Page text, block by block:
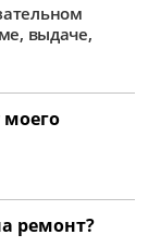
выдаче,
моего
ремонт?